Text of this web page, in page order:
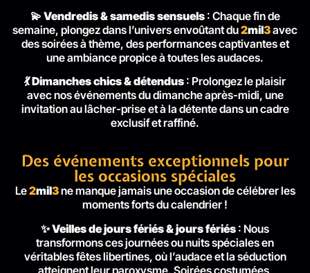
💫 Vendredis & samedis sensuels: Chaque fin de
semaine, plongez dans l’univers envoûtant du2mil3avec
des soirées à thème, des performances captivantes et
une ambiance propice à toutes les audaces.
💃Dimanches chics & détendus : Prolongez le plaisir
avec nos événements du dimanche après-midi, une
invitation au lâcher-prise et à la détente dans un cadre
exclusif et raffiné.
Des événements exceptionnels pour
les occasions spéciales
Le2mil3ne manque jamais une occasion de célébrer les
moments forts du calendrier !
✨Veilles de jours fériés & jours fériés : Nous
transformons ces journées ou nuits spéciales en
véritables fêtes libertines, où l’audace et la séduction
atteignent leur paroxysme. Soirées costumées,